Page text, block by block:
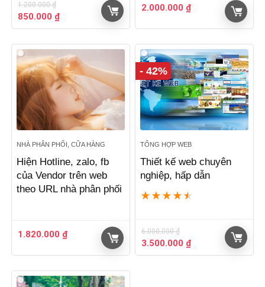
1.200.000₫
Giá
gốc
1.200.000 ₫.
850.000 ₫Giá
hiện
là:
850.000 ₫.
2.000.000 ₫
NHÀ PHÂN PHỐI, CỮA HÀNG
Hiện Hotline, zalo, fb
của Vendor trên web
theo URL nhà phân phối
1.820.000 ₫
- 42%
TỔNG HỢP WEB
Thiết kế web chuyên
nghiệp, hấp dẫn
★ ★ ★ ★ ★
6.000.000₫
Giá
gốc
3.500.000 ₫Giá
hiện